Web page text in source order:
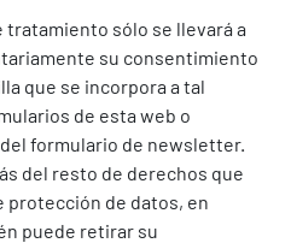
tratamiento sólo se llevará a
su consentimiento
que se incorpora a tal
de esta web o
del formulario de newsletter.
del resto de derechos que
protección de datos, en
puede retirar su